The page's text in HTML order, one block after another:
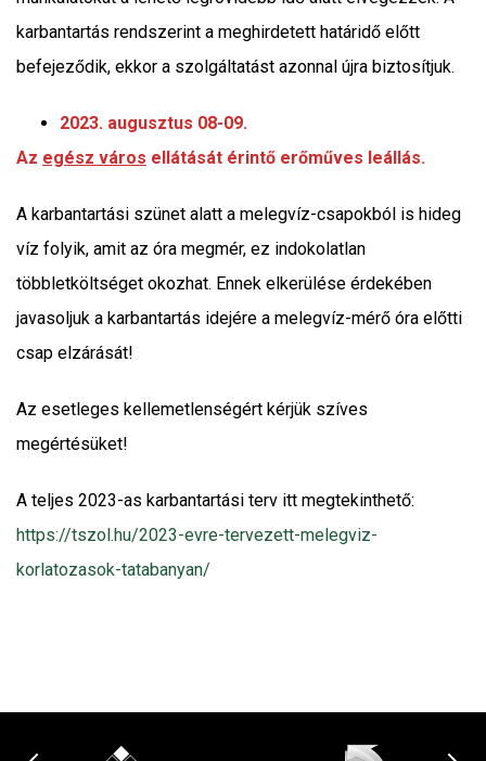
karbantartás rendszerint a meghirdetett határidő előtt
befejeződik, ekkor a szolgáltatást azonnal újra biztosítjuk.
2023. augusztus 08-09.
Az egész város ellátását érintő erőműves leállás.
A karbantartási szünet alatt a melegvíz-csapokból is hideg
víz folyik, amit az óra megmér, ez indokolatlan
többletköltséget okozhat. Ennek elkerülése érdekében
javasoljuk a karbantartás idejére a melegvíz-mérő óra előtti
csap elzárását!
Az esetleges kellemetlenségért kérjük szíves
megértésüket!
A teljes 2023-as karbantartási terv itt megtekinthető:
https://tszol.hu/2023-evre-tervezett-melegviz-
korlatozasok-tatabanyan/